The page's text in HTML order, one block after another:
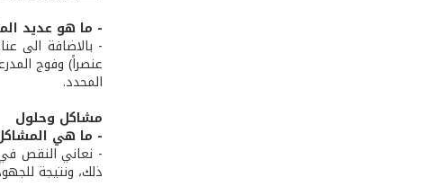
- ما هو عديد
المحدد.
مشاكل وحلول
- ما هي
ذلك، ونتيجة